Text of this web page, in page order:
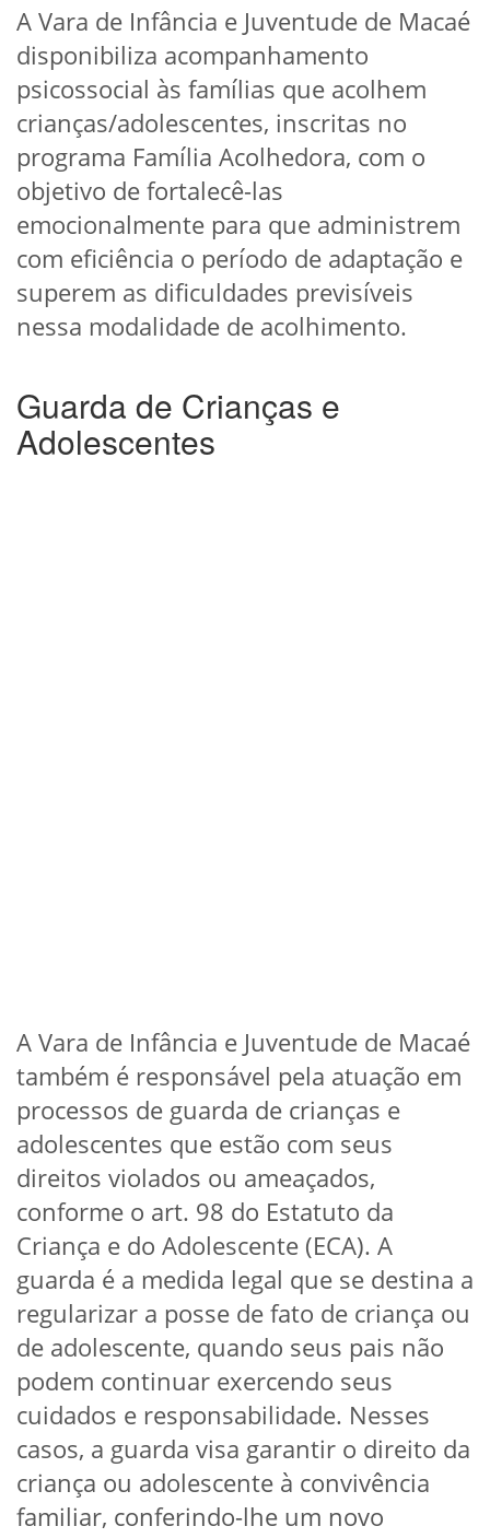
A Vara de Infância e Juventude de Macaé
disponibiliza acompanhamento
psicossocial às famílias que acolhem
crianças/adolescentes, inscritas no
programa Família Acolhedora, com o
objetivo de fortalecê-las
emocionalmente para que administrem
com eficiência o período de adaptação e
superem as dificuldades previsíveis
nessa modalidade de acolhimento.
Guarda de Crianças e
Adolescentes
A Vara de Infância e Juventude de Macaé
também é responsável pela atuação em
processos de guarda de crianças e
adolescentes que estão com seus
direitos violados ou ameaçados,
conforme o art. 98 do Estatuto da
Criança e do Adolescente (ECA). A
guarda é a medida legal que se destina a
regularizar a posse de fato de criança ou
de adolescente, quando seus pais não
podem continuar exercendo seus
cuidados e responsabilidade. Nesses
casos, a guarda visa garantir o direito da
criança ou adolescente à convivência
familiar, conferindo-lhe um novo